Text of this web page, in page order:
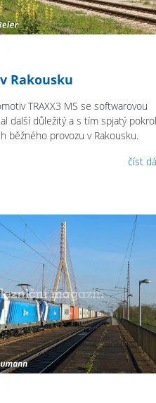
Rakousku
TRAXX3 MS se softwarovou
další důležitý a s tím spjatý
běžného provozu v Rakousku.
číst